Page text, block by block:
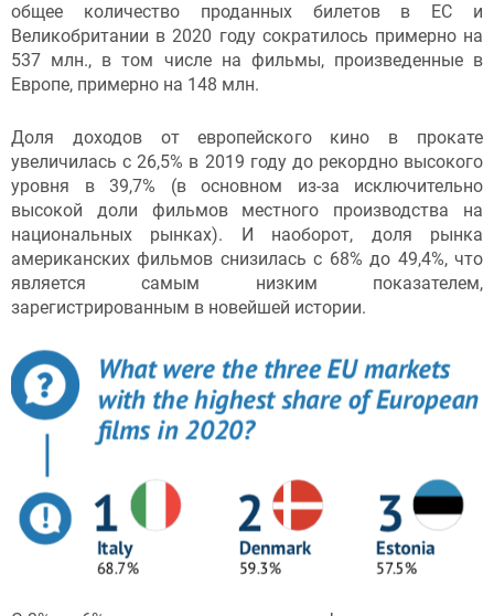
общее количество проданных билетов в ЕС и
Великобритании в 2020 году сократилось примерно на
537 млн., в том числе на фильмы, произведенные в
Европе, примерно на 148 млн.
Доля доходов от европейского кино в прокате
увеличилась с 26,5% в 2019 году до рекордно высокого
уровня в 39,7% (в основном из-за исключительно
высокой доли фильмов местного производства на
национальных рынках). И наоборот, доля рынка
американских фильмов снизилась с 68% до 49,4%, что
является самым низким показателем,
зарегистрированным в новейшей истории.